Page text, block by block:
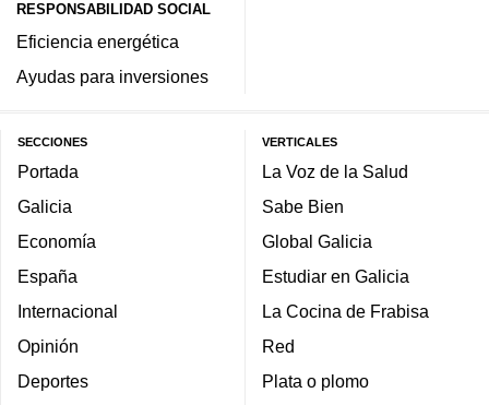
RESPONSABILIDAD SOCIAL
Eficiencia energética
Ayudas para inversiones
SECCIONES
Portada
Galicia
Economía
España
Internacional
Opinión
Deportes
VERTICALES
La Voz de la Salud
Sabe Bien
Global Galicia
Estudiar en Galicia
La Cocina de Frabisa
Red
Plata o plomo